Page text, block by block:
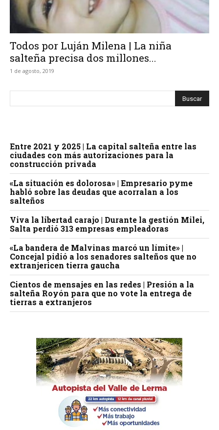
Todos por Luján Milena | La niña
salteña precisa dos millones...
1 de agosto, 2019
Entre 2021 y 2025 | La capital salteña entre las
ciudades con más autorizaciones para la
construcción privada
«La situación es dolorosa» | Empresario pyme
habló sobre las deudas que acorralan a los
salteños
Viva la libertad carajo | Durante la gestión Milei,
Salta perdió 313 empresas empleadoras
«La bandera de Malvinas marcó un límite» |
Concejal pidió a los senadores salteños que no
extranjericen tierra gaucha
Cientos de mensajes en las redes | Presión a la
salteña Royón para que no vote la entrega de
tierras a extranjeros